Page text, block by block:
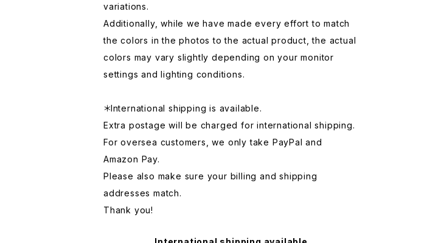
variations.
Additionally, while we have made every effort to match
the colors in the photos to the actual product, the actual
colors may vary slightly depending on your monitor
settings and lighting conditions.
＊International shipping is available.
Extra postage will be charged for international shipping.
For oversea customers, we only take PayPal and
Amazon Pay.
Please also make sure your billing and shipping
addresses match.
Thank you!